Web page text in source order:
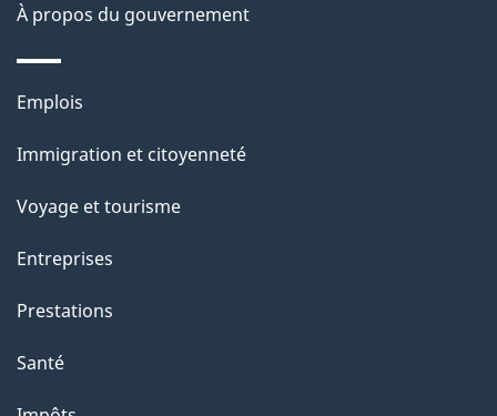
g
e
À propos du gouvernement
Thèmes
sujets
Emplois
Immigration et citoyenneté
Voyage et tourisme
Entreprises
Prestations
Santé